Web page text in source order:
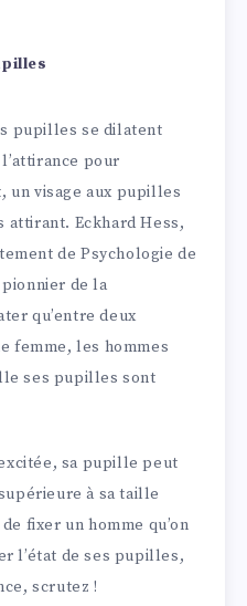
pupilles se dilatent
pour
un visage aux pupilles
attirant. Eckhard Hess,
de Psychologie de
de la
qu’entre deux
femme, les hommes
ses pupilles sont
sa pupille peut
à sa taille
fixer un homme qu’on
l’état de ses pupilles,
scrutez !